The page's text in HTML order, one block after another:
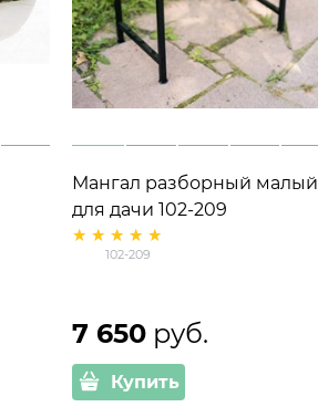
Мангал разборный малый
для дачи 102-209
102-209
7 650 руб.
Купить